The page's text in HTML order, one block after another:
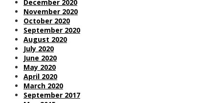
December 2020
November 2020
October 2020
September 2020
August 2020
July 2020
June 2020
May 2020
April 2020
March 2020
September 2017